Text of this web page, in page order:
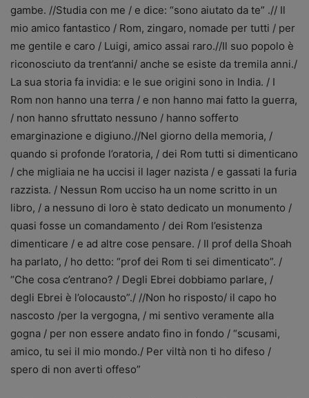
gambe. //Studia con me / e dice: “sono aiutato da te” .// Il
mio amico fantastico / Rom, zingaro, nomade per tutti / per
me gentile e caro / Luigi, amico assai raro.//Il suo popolo è
riconosciuto da trent’anni/ anche se esiste da tremila anni./
La sua storia fa invidia: e le sue origini sono in India. / I
Rom non hanno una terra / e non hanno mai fatto la guerra,
/ non hanno sfruttato nessuno / hanno sofferto
emarginazione e digiuno.//Nel giorno della memoria, /
quando si profonde l’oratoria, / dei Rom tutti si dimenticano
/ che migliaia ne ha uccisi il lager nazista / e gassati la furia
razzista. / Nessun Rom ucciso ha un nome scritto in un
libro, / a nessuno di loro è stato dedicato un monumento /
quasi fosse un comandamento / dei Rom l’esistenza
dimenticare / e ad altre cose pensare. / Il prof della Shoah
ha parlato, / ho detto: “prof dei Rom ti sei dimenticato”. /
“Che cosa c’entrano? / Degli Ebrei dobbiamo parlare, /
degli Ebrei è l’olocausto”./ //Non ho risposto/ il capo ho
nascosto /per la vergogna, / mi sentivo veramente alla
gogna / per non essere andato fino in fondo / “scusami,
amico, tu sei il mio mondo./ Per viltà non ti ho difeso /
spero di non averti offeso”